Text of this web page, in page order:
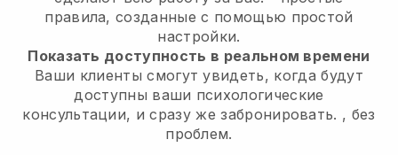
правила, созданные с помощью простой
настройки.
Показать доступность в реальном времени
Ваши клиенты смогут увидеть, когда будут
доступны ваши психологические
консультации, и сразу же забронировать. , без
проблем.